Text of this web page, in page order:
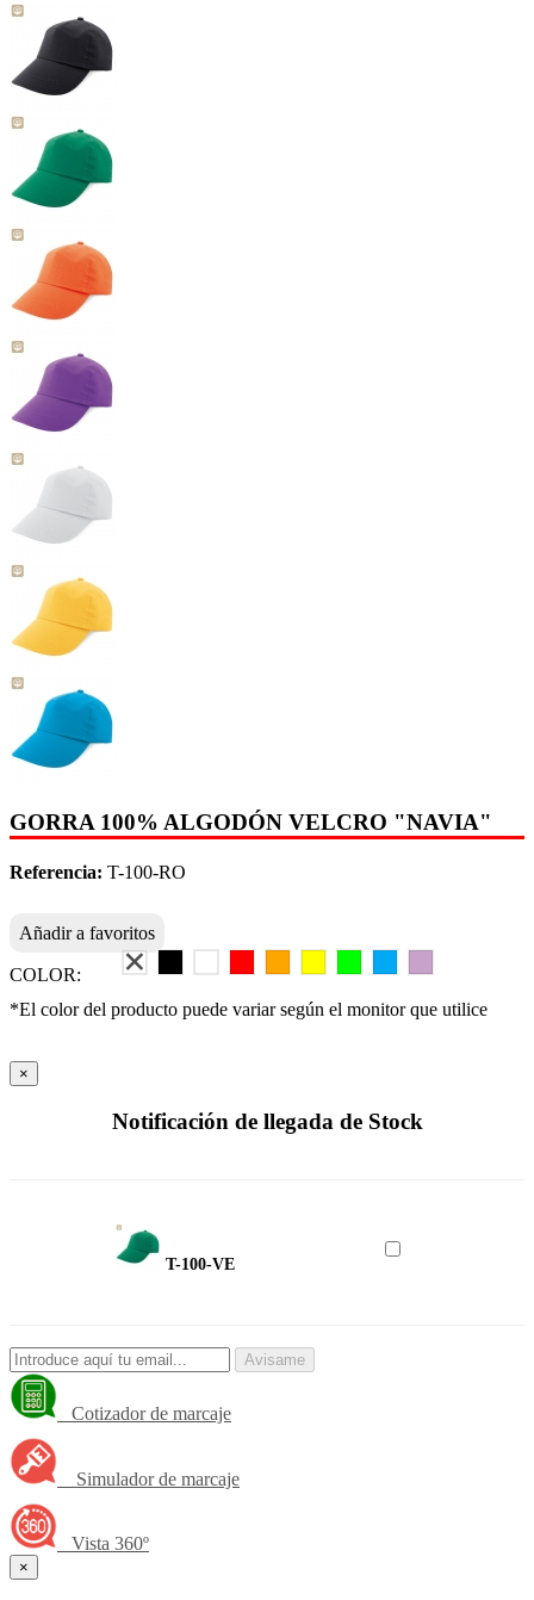
GORRA 100% ALGODÓN VELCRO "NAVIA"
Referencia: T-100-RO
Añadir a favoritos
COLOR:
*El color del producto puede variar según el monitor que utilice
×
Notificación de llegada de Stock
T-100-VE
Avisame
Cotizador de marcaje
Simulador de marcaje
Vista 360º
×